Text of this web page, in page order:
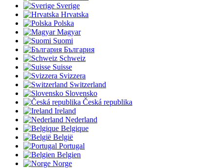
Sverige
Hrvatska
Polska
Magyar
Suomi
България
Schweiz
Suisse
Svizzera
Switzerland
Slovensko
Česká republika
Ireland
Nederland
Belgique
België
Portugal
Belgien
Norge